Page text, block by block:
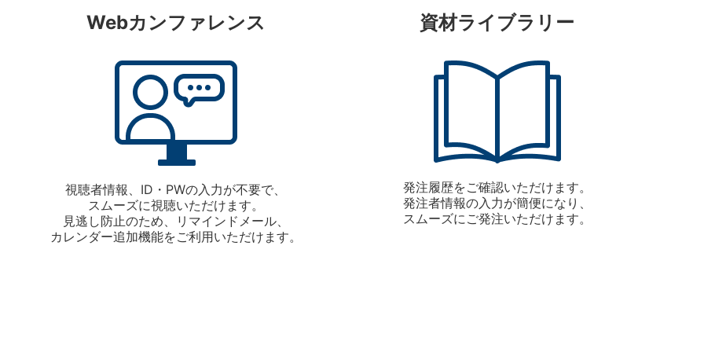
Webカンファレンス
視聴者情報、ID・PWの入力が不要で、
スムーズに視聴いただけます。
見逃し防止のため、リマインドメール、
カレンダー追加機能をご利用いただけます。
資材ライブラリー
発注履歴をご確認いただけます。
発注者情報の入力が簡便になり、
スムーズにご発注いただけます。